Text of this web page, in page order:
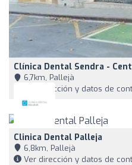
Clínica Dental Sendra -
6,7km, Pallejà
Ver dirección y datos de
Clinica Dental Palleja
6,8km, Pallejà
Ver dirección y datos de